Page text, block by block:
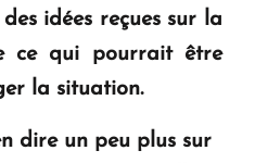
idées reçues sur la
ce qui pourrait être
la situation.
dire un peu plus sur